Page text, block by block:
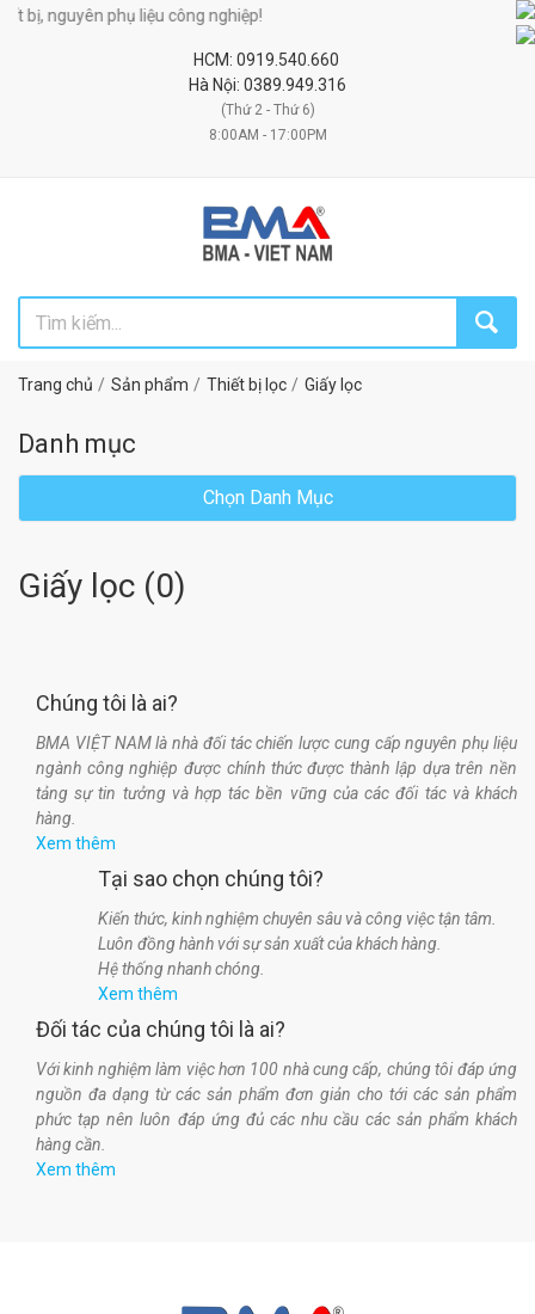
nguyên phụ liệu công nghiệp!
HCM: 0919.540.660
Hà Nội: 0389.949.316
(Thứ 2 - Thứ 6)
8:00AM - 17:00PM
Trang chủ Sản phẩm Thiết bị lọc Giấy lọc
Danh mục
Chọn Danh Mục
Giấy lọc (0)
Chúng tôi là ai?
BMA VIỆT NAM là nhà đối tác chiến lược cung cấp nguyên phụ liệu
ngành công nghiệp được chính thức được thành lập dựa trên nền
tảng sự tin tưởng và hợp tác bền vững của các đối tác và khách
hàng.
Xem thêm
Tại sao chọn chúng tôi?
Kiến thức, kinh nghiệm chuyên sâu và công việc tận tâm.
Luôn đồng hành với sự sản xuất của khách hàng.
Hệ thống nhanh chóng.
Xem thêm
Đối tác của chúng tôi là ai?
Với kinh nghiệm làm việc hơn 100 nhà cung cấp, chúng tôi đáp ứng
nguồn đa dạng từ các sản phẩm đơn giản cho tới các sản phẩm
phức tạp nên luôn đáp ứng đủ các nhu cầu các sản phẩm khách
hàng cần.
Xem thêm